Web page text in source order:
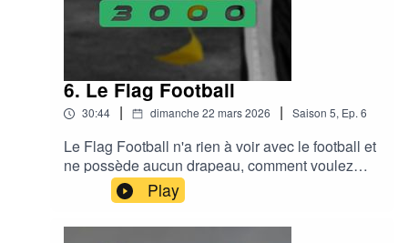
6. Le Flag Football
30:44 | dimanche 22 mars 2026 | Saison 5, Ep.6
Le Flag Football n'a rien à voir avec le football et
ne possède aucun drapeau, comment voulez
vous qu'on s'y retrouveLe discord :
https://discord.gg/eUTA6CB2hKMusic : Funky
Sundays by Adhesive Wombat
Play